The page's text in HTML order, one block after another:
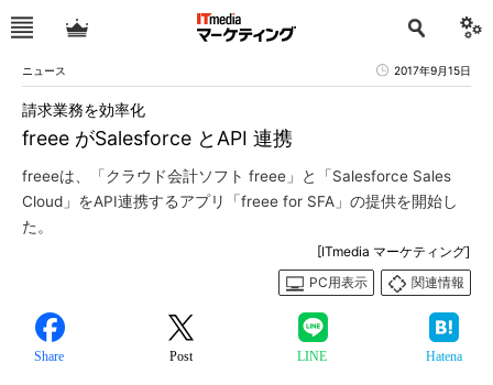
ニュース 2017年9月15日
freee がSalesforce とAPI 連携
請求業務を効率化
freeeは、「クラウド会計ソフト freee」と「Salesforce Sales
Cloud」をAPI連携するアプリ「freee for SFA」の提供を開始し
た。
[ITmedia マーケティング]
PC用表示
関連情報
Share Post LINE Hatena